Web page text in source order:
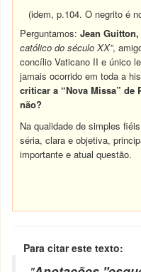
(idem, p.104. O negrito é
Perguntamos: Jean
católico do século XX”,
concílio Vaticano II e único
jamais ocorrido em toda a
criticar a “Nova Missa” de
não?
Na qualidade de simples
séria, clara e objetiva,
importante e atual questão.
Para citar este texto: